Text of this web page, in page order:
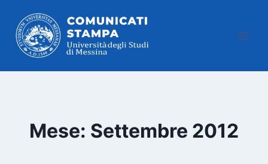
contenuto
Mese: Settembre 2012